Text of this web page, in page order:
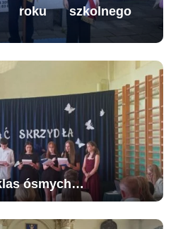
roku szkolnego
ósmych…